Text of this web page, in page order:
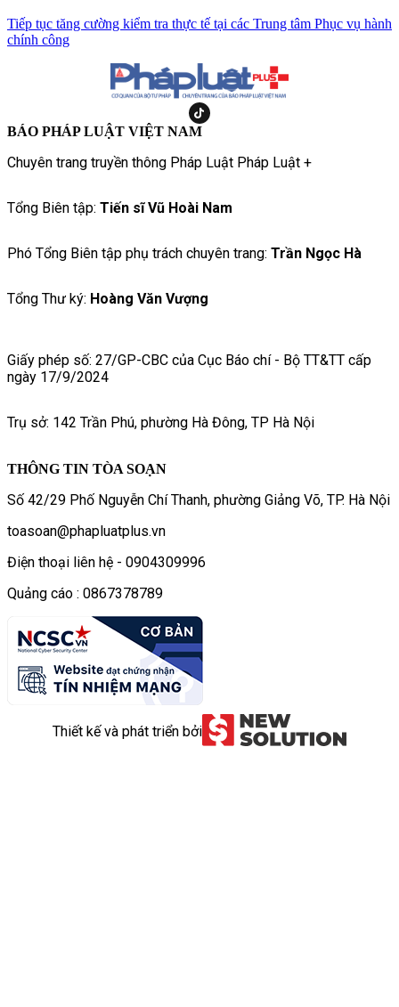
Tiếp tục tăng cường kiểm tra thực tế tại các Trung tâm Phục vụ hành
chính công
BÁO PHÁP LUẬT VIỆT NAM
Chuyên trang truyền thông Pháp Luật Pháp Luật +
Tổng Biên tập: Tiến sĩ Vũ Hoài Nam
Phó Tổng Biên tập phụ trách chuyên trang: Trần Ngọc Hà
Tổng Thư ký: Hoàng Văn Vượng
Giấy phép số: 27/GP-CBC của Cục Báo chí - Bộ TT&TT cấp
ngày 17/9/2024
Trụ sở: 142 Trần Phú, phường Hà Đông, TP Hà Nội
THÔNG TIN TÒA SOẠN
Số 42/29 Phố Nguyễn Chí Thanh, phường Giảng Võ, TP. Hà Nội
toasoan@phapluatplus.vn
Điện thoại liên hệ - 0904309996
Quảng cáo : 0867378789
Thiết kế và phát triển bởi